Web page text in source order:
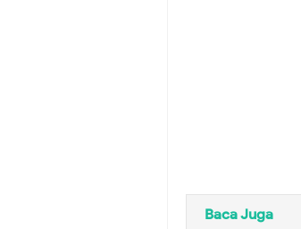
Baca Juga